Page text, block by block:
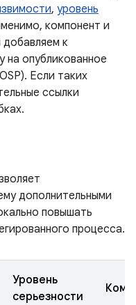
, уровень
компонент и
добавляем к
на опубликованное
Если таких
ссылки
дополнительными
повышать
процесса.
Уровень
серьезности